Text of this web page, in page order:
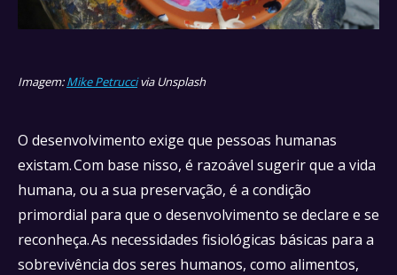
Imagem:Mike Petruccivia Unsplash
O desenvolvimento exige que pessoas humanas
existam. Com base nisso, é razoável sugerir que a vida
humana, ou a sua preservação, é a condição
primordial para que o desenvolvimento se declare e se
reconheça. As necessidades fisiológicas básicas para a
sobrevivência dos seres humanos, como alimentos,